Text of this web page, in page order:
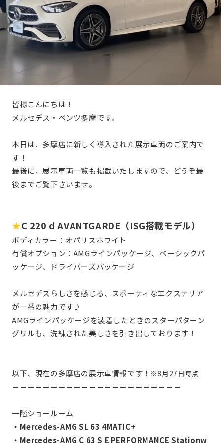
皆様こんにちは！
メルセデス・ベンツ多摩です。
本日は、多摩店に新しく導入された展示車両のご案内で
す！
最後に、展示車両一覧も掲載いたしますので、どうぞ最
後までご覧下さいませ。
★C 220 d AVANTGARDE（ISG搭載モデル）
ボディカラー：オパリスホワイト
有償オプション：AMGラインパッケージ、ベーシックパ
ッケージ、ドライバーズパッケージ
メルセデスらしさを感じる、スポーティなエクステリア
が一番の魅力です♪
AMGラインパッケージを装着したときのスターパターン
グリルも、洗練された美しさを引き出しております！
以下、現在の多摩店の展示車情報です！ ※8月27日時点
＝＝＝＝＝＝＝＝＝＝＝＝＝＝＝＝＝＝＝＝＝＝
一階ショールーム
・Mercedes-AMG SL 63 4MATIC+
・Mercedes-AMG C 63 S E PERFORMANCE Stationw